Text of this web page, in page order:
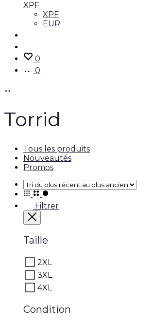
XPF
XPF
EUR
0
0
Torrid
Tous les produits
Nouveautés
Promos
Filtrer
Taille
2XL
3XL
4XL
Condition